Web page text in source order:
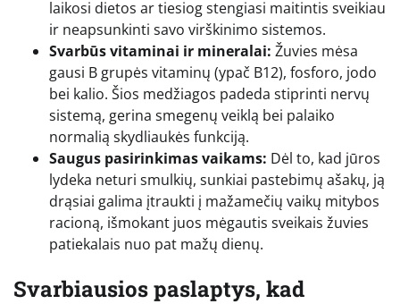
laikosi dietos ar tiesiog stengiasi maitintis sveikiau
ir neapsunkinti savo virškinimo sistemos.
Svarbūs vitaminai ir mineralai: Žuvies mėsa
gausi B grupės vitaminų (ypač B12), fosforo, jodo
bei kalio. Šios medžiagos padeda stiprinti nervų
sistemą, gerina smegenų veiklą bei palaiko
normalią skydliaukės funkciją.
Saugus pasirinkimas vaikams: Dėl to, kad jūros
lydeka neturi smulkių, sunkiai pastebimų ašakų, ją
drąsiai galima įtraukti į mažamečių vaikų mitybos
racioną, išmokant juos mėgautis sveikais žuvies
patiekalais nuo pat mažų dienų.
Svarbiausios paslaptys, kad